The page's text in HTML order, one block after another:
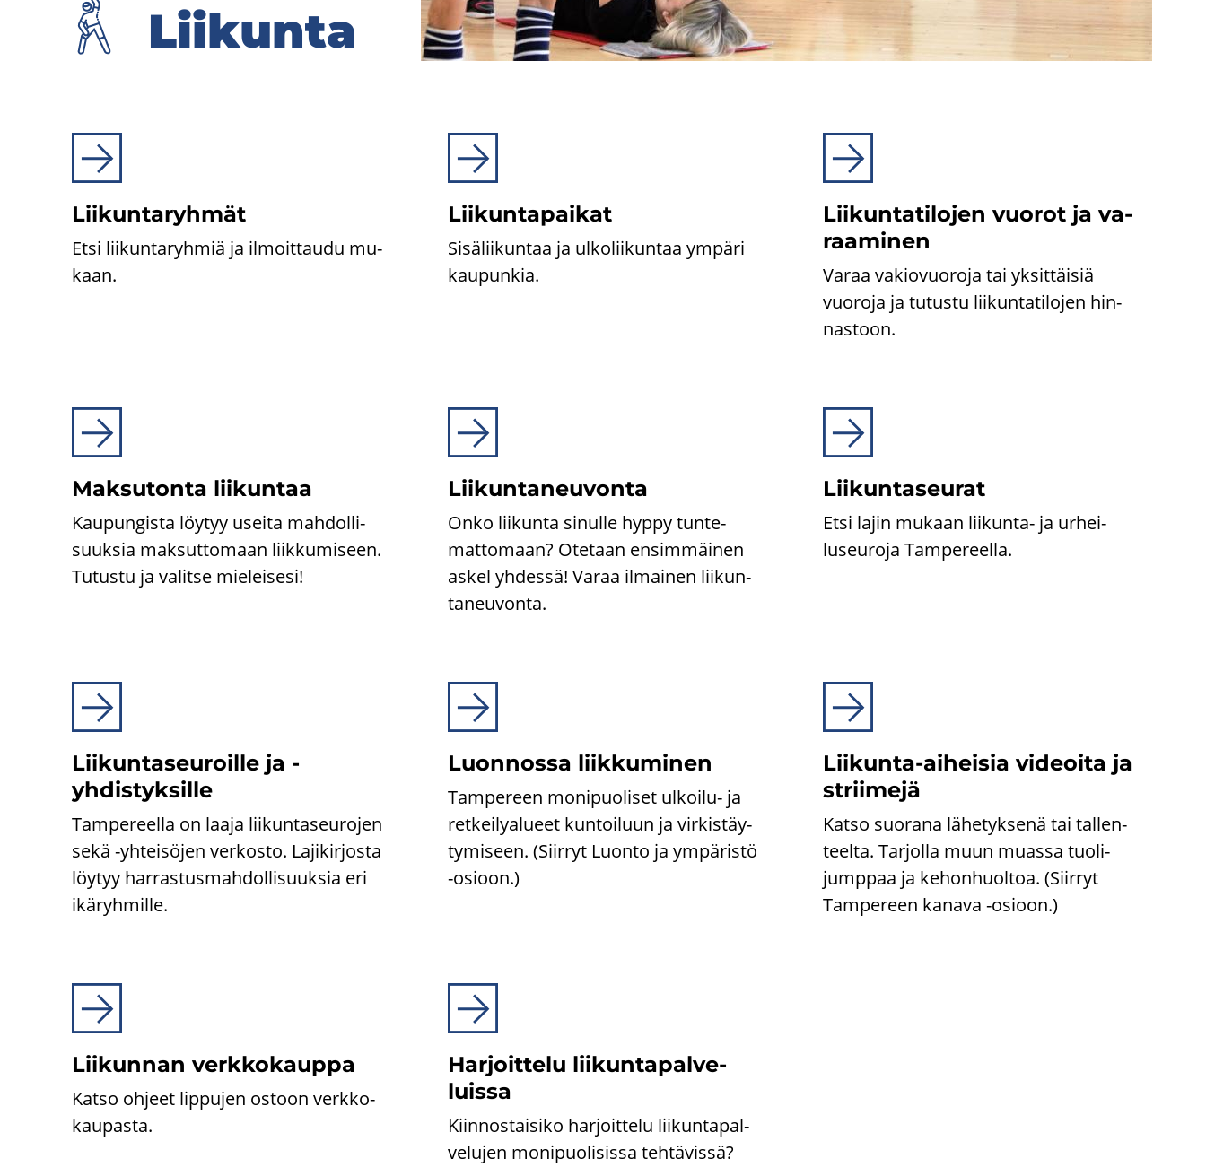
Lii­kun­ta
Lii­kun­ta­ryh­mät
Etsi lii­kun­ta­ryh­miä ja il­moit­tau­du mu­
kaan.
Lii­kun­ta­pai­kat
Si­sä­lii­kun­taa ja ul­ko­lii­kun­taa ym­pä­ri
kau­pun­kia.
Lii­kun­ta­ti­lo­jen vuo­rot ja va­
raa­mi­nen
Varaa va­kio­vuo­ro­ja tai yk­sit­täi­siä
vuo­ro­ja ja tu­tus­tu lii­kun­ta­ti­lo­jen hin­
nas­toon.
Mak­su­ton­ta lii­kun­taa
Kau­pun­gis­ta löy­tyy usei­ta mah­dol­li­
suuk­sia mak­sut­to­maan liik­ku­mi­seen.
Tu­tus­tu ja va­lit­se mie­lei­se­si!
Lii­kun­ta­neu­von­ta
Onko lii­kun­ta si­nul­le hyppy tun­te­
mat­to­maan? Ote­taan en­sim­mäi­nen
askel yh­des­sä! Varaa il­mai­nen lii­kun­
ta­neu­von­ta.
Lii­kun­ta­seu­rat
Etsi lajin mu­kaan liikunta-​ ja ur­hei­
luseu­ro­ja Tam­pe­reel­la.
Lii­kun­ta­seu­roil­le ja -​
yhdistyksille
Tam­pe­reel­la on laaja lii­kun­ta­seu­ro­jen
sekä -​yhteisöjen ver­kos­to. La­ji­kir­jos­ta
löy­tyy har­ras­tus­mah­dol­li­suuk­sia eri
ikä­ryh­mil­le.
Luon­nos­sa liik­ku­mi­nen
Tam­pe­reen mo­ni­puo­li­set ulkoilu-​ ja
ret­kei­ly­alu­eet kun­toi­luun ja vir­kis­täy­
ty­mi­seen. (Siir­ryt Luon­to ja ym­pä­ris­tö
-​osioon.)
Liikunta-​aiheisia vi­deoi­ta ja
strii­me­jä
Katso suo­ra­na lä­he­tyk­se­nä tai tal­len­
teel­ta. Tar­jol­la muun muas­sa tuo­li­
jump­paa ja ke­hon­huol­toa. (Siir­ryt
Tam­pe­reen ka­na­va -​osioon.)
Lii­kun­nan verk­ko­kaup­pa
Katso oh­jeet lip­pu­jen os­toon verk­ko­
kau­pas­ta.
Har­joit­te­lu lii­kun­ta­pal­ve­
luis­sa
Kiin­nos­tai­si­ko har­joit­te­lu lii­kun­ta­pal­
ve­lu­jen mo­ni­puo­li­sis­sa teh­tä­vis­sä?